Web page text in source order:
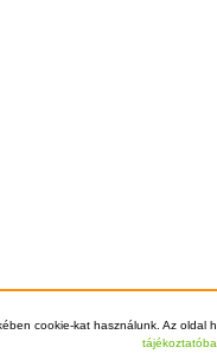
cookie-kat használunk. Az